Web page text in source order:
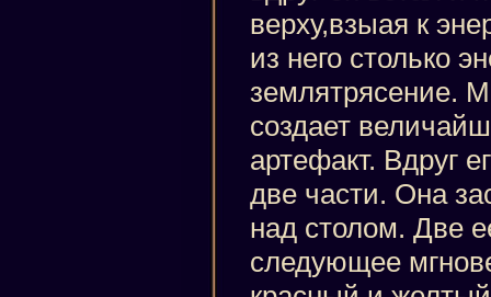
верху,взыая к
из него столько
землятрясение.
создает
артефакт. Вдруг
две части. Она
над столом. Две
следующее